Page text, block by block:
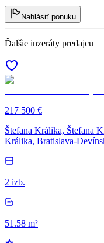
Nahlásiť ponuku
Ďalšie inzeráty predajcu
217 500 €
Štefana Králika, Štefana
Králika, Bratislava-
2 izb.
51.58 m²